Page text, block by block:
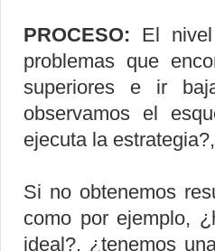
PROCESO: El
problemas que
superiores e ir
observamos el
ejecuta la
Si no obtenemos
como por ejemplo,
ideal?, ¿tenemos